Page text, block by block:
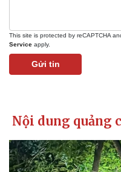
Kinh tế
Bất động sản
Khởi nghiệp
This site is protected by reCAPTCHA
Service apply.
Gửi tin